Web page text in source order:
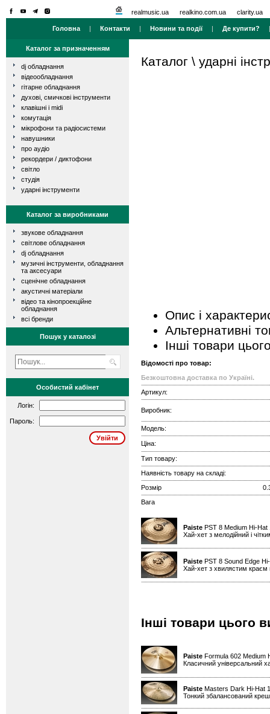
realmusic.ua realkino.com.ua clarity.ua
Головна | Контакти | Новини та події| Де купити?
Каталог за призначенням
dj обладнання
відеообладнання
гітарне обладнання
духові, смичкові інструменти
клавішні і midi
комутація
мікрофони та радіосистеми
навушники
про аудіо
рекордери / диктофони
світло
студія
ударні інструменти
Каталог за виробниками
звукове обладнання
світлове обладнання
dj обладнання
музичні інструменти, обладнання
та аксесуари
сценічне обладнання
акустичні матеріали
відео та кінопроекційне
обладнання
всі бренди
Пошук у каталозі
Особистий кабінет
Логін:
Пароль:
Каталог \ ударні
Опис і
Альтернативні
Інші товари
Відомості про товар:
Безкоштовна доставка по Україні.
Артикул:
Виробник:
Модель:
Ціна:
Тип товару:
Наявність товару на складі:
Розмір
Вага
Paiste PST 8 Medium Hi-
Хай-хет з мелодійний і
Paiste PST 8 Sound Edge
Хай-хет з хвилястим краєм
Інші товари цього
Paiste Formula 602 Medium
Класичний універсальний
Paiste Masters Dark Hi-Hat
Тонкий збалансований креш